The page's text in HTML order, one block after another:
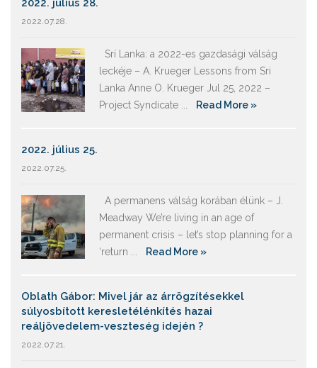
2022. július 28.
2022.07.28.
Srí Lanka: a 2022-es gazdasági válság
leckéje – A. Krueger Lessons from Sri
Lanka Anne O. Krueger Jul 25, 2022 –
Project Syndicate ...
Read More »
2022. július 25.
2022.07.25.
A permanens válság korában élünk – J.
Meadway We’re living in an age of
permanent crisis – let’s stop planning for a
‘return ...
Read More »
Oblath Gábor: Mivel jár az árrögzítésekkel
súlyosbított keresletélénkítés hazai
reáljövedelem-veszteség idején ?
2022.07.21.